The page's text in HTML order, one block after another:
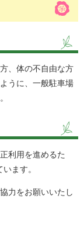
、体の不自由な方
うに、一般駐車場
利用を進めるた
ます。
力をお願いいたし